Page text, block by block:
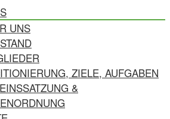
UNS
ZIELE, AUFGABEN
&